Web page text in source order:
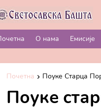
О нама Емисије
Почетна Поуке Старца
Поуке